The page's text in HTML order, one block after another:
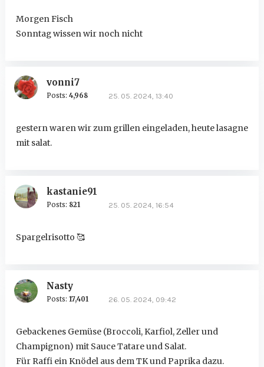
Morgen Fisch
Sonntag wissen wir noch nicht
vonni7
Posts: 4,968 25. 05. 2024, 13:40
gestern waren wir zum grillen eingeladen, heute lasagne
mit salat.
kastanie91
Posts: 821 25. 05. 2024, 16:54
Spargelrisotto 🥰
Nasty
Posts: 17,401 26. 05. 2024, 09:42
Gebackenes Gemüse (Broccoli, Karfiol, Zeller und
Champignon) mit Sauce Tatare und Salat.
Für Raffi ein Knödel aus dem TK und Paprika dazu.